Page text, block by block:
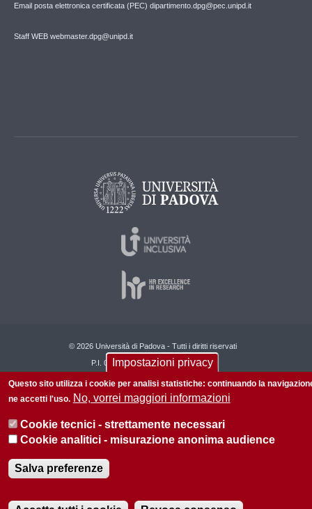
Email posta elettronica certificata (PEC) dipartimento.dpg@pec.unipd.it
Staff WEB webmaster.dpg@unipd.it
© 2026 Università di Padova - Tutti i diritti riservati
P.I. 00742430283 C.F. 80006480281
Informazioni su questo sito Privacy policy
Impostazioni privacy
Questo sito utilizza i cookie per analisi statistiche: continuando la
ne accetti l'uso. No, vorrei maggiori informazioni
Cookie tecnici - strettamente necessari
Cookie analitici - misurazione anonima audience
Salva preferenze